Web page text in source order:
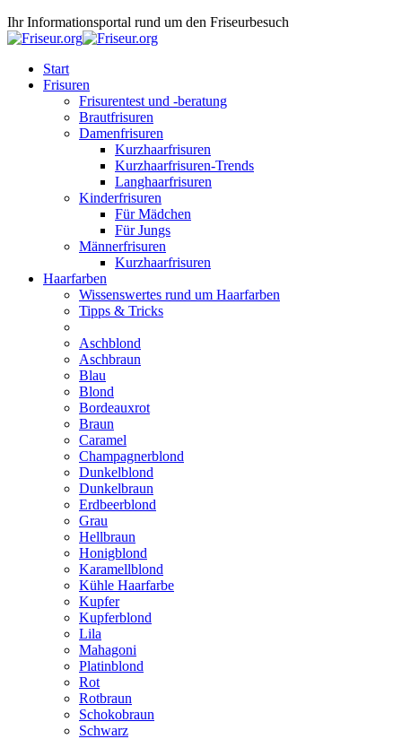
Ihr Informationsportal rund um den Friseurbesuch
Start
Frisuren
Frisurentest und -beratung
Brautfrisuren
Damenfrisuren
Kurzhaarfrisuren
Kurzhaarfrisuren-Trends
Langhaarfrisuren
Kinderfrisuren
Für Mädchen
Für Jungs
Männerfrisuren
Kurzhaarfrisuren
Haarfarben
Wissenswertes rund um Haarfarben
Tipps & Tricks
Aschblond
Aschbraun
Blau
Blond
Bordeauxrot
Braun
Caramel
Champagnerblond
Dunkelblond
Dunkelbraun
Erdbeerblond
Grau
Hellbraun
Honigblond
Karamellblond
Kühle Haarfarbe
Kupfer
Kupferblond
Lila
Mahagoni
Platinblond
Rot
Rotbraun
Schokobraun
Schwarz